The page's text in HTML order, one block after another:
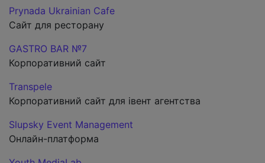
Prynada Ukrainian Cafe
Сайт для ресторану
GASTRO BAR №7
Корпоративний сайт
Transpele
Корпоративний сайт для івент агентства
Slupsky Event Management
Онлайн-платформа